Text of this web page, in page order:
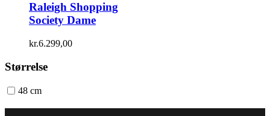
Raleigh Shopping
Society Dame
kr.6.299,00
Størrelse
48 cm